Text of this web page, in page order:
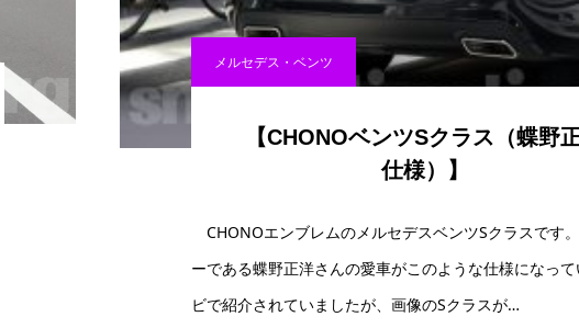
メルセデス・ベンツ
【CHONOベンツSクラス（蝶野
仕様）】
CHONOエンブレムのメルセデスベンツSクラスです
ーである蝶野正洋さんの愛車がこのような仕様になっ
ビで紹介されていましたが、画像のSクラスが…